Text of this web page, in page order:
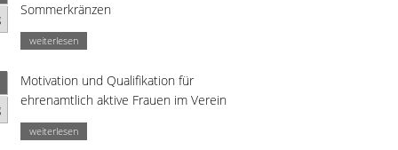
Sommerkränzen
weiterlesen
Motivation und Qualifikation für
ehrenamtlich aktive Frauen im Verein
weiterlesen